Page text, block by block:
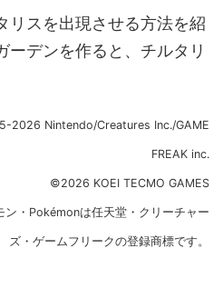
リスを出現させる方法を紹
ーデンを作ると、チルタリ
2026 Nintendo/Creatures Inc./GAME
FREAK inc.
©2026 KOEI TECMO GAMES
・Pokémonは任天堂・クリーチャー
ズ・ゲームフリークの登録商標です。